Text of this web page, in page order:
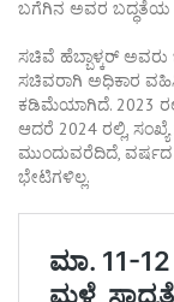
ಬಗೆಗಿನ ಅವರ ಬದ್ಧತೆಯ
ಸಚಿವೆ ಹೆಬ್ಬಾಳ್ಕರ್
ಸಚಿವರಾಗಿ ಅಧಿಕಾರ
ಕಡಿಮೆಯಾಗಿದೆ. 2023
ಆದರೆ 2024 ರಲ್ಲಿ, ಸಂಖ್ಯೆ
ಮುಂದುವರೆದಿದೆ,
ಭೇಟಿಗಳಿಲ್ಲ.